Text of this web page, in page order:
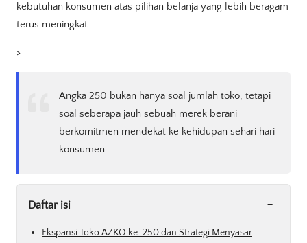
kebutuhan konsumen atas pilihan belanja yang lebih beragam
terus meningkat.
>
Angka 250 bukan hanya soal jumlah toko, tetapi
soal seberapa jauh sebuah merek berani
berkomitmen mendekat ke kehidupan sehari hari
konsumen.
Daftar isi -
Ekspansi Toko AZKO ke-250 dan Strategi Menyasar